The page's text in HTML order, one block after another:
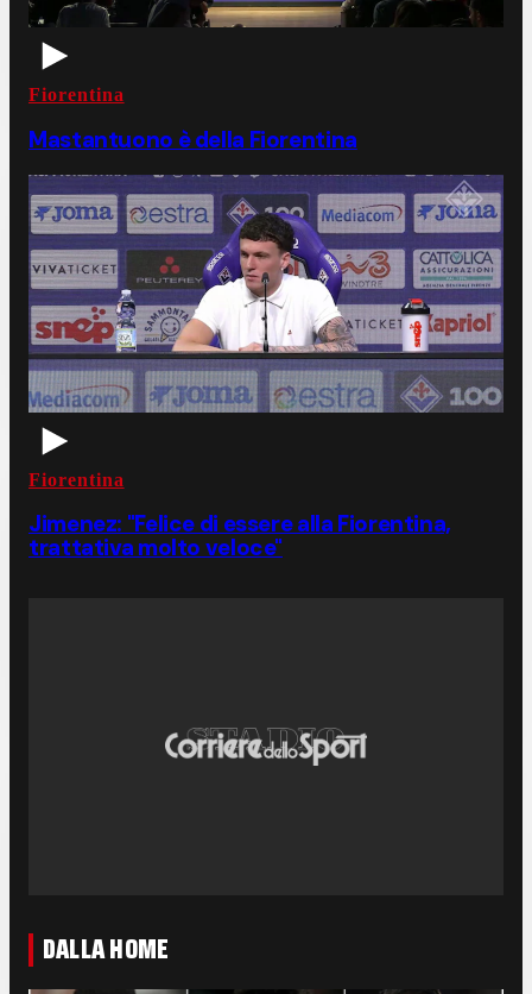
Fiorentina
Mastantuono è della Fiorentina
Fiorentina
Jimenez: "Felice di essere alla Fiorentina,
trattativa molto veloce"
DALLA HOME